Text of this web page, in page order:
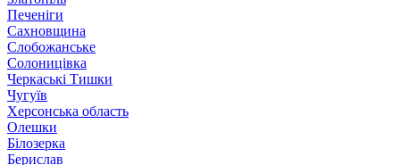
Печеніги
Сахновщина
Слобожанське
Солоницівка
Черкаські Тишки
Чугуїв
Херсонська область
Олешки
Білозерка
Берислав